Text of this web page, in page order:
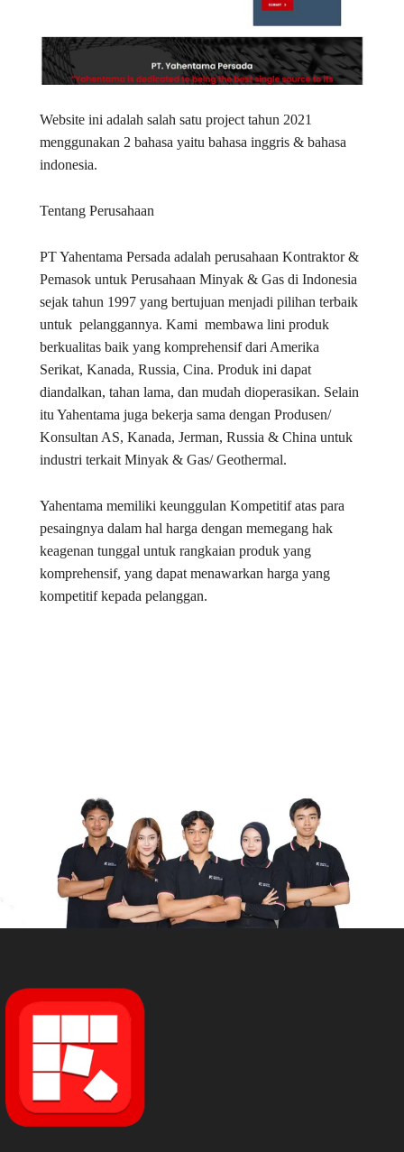
Website ini adalah salah satu project tahun 2021
menggunakan 2 bahasa yaitu bahasa inggris & bahasa
indonesia.
Tentang Perusahaan
PT Yahentama Persada adalah perusahaan Kontraktor &
Pemasok untuk Perusahaan Minyak & Gas di Indonesia
sejak tahun 1997 yang bertujuan menjadi pilihan terbaik
untuk pelanggannya. Kami membawa lini produk
berkualitas baik yang komprehensif dari Amerika
Serikat, Kanada, Russia, Cina. Produk ini dapat
diandalkan, tahan lama, dan mudah dioperasikan. Selain
itu Yahentama juga bekerja sama dengan Produsen/
Konsultan AS, Kanada, Jerman, Russia & China untuk
industri terkait Minyak & Gas/ Geothermal.
Yahentama memiliki keunggulan Kompetitif atas para
pesaingnya dalam hal harga dengan memegang hak
keagenan tunggal untuk rangkaian produk yang
komprehensif, yang dapat menawarkan harga yang
kompetitif kepada pelanggan.